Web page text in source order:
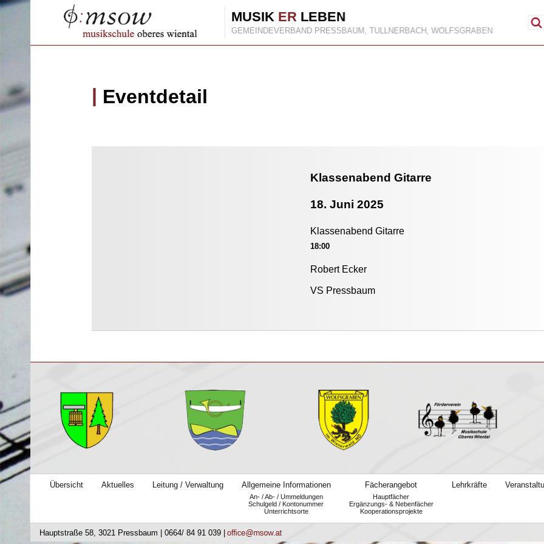
MUSIK ER LEBEN
GEMEINDEVERBAND PRESSBAUM, TULLNERBACH, WOLFSGRABEN
Eventdetail
Klassenabend Gitarre
18. Juni 2025
Klassenabend Gitarre
18:00
Robert Ecker
VS Pressbaum
Übersicht Aktuelles Leitung / Verwaltung Allgemeine Informationen
An- / Ab- / Ummeldungen
Schulgeld / Kontonummer
Unterrichtsorte
Fächerangebot
Hauptfächer
Ergänzungs- & Nebenfächer
Kooperationsprojekte
Lehrkräfte
Hauptstraße 58, 3021 Pressbaum | 0664/ 84 91 039 |